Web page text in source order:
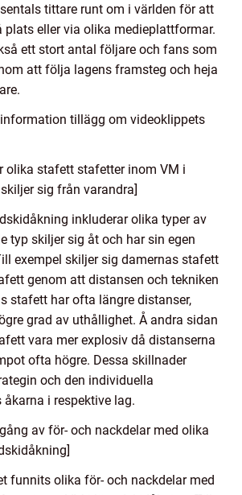
tittare runt om i världen för att
eller via olika medieplattformar.
ett stort antal följare och fans som
att följa lagens framsteg och heja
tillägg om videoklippets
olika stafett stafetter inom VM i
sig från varandra]
inkluderar olika typer av
typ skiljer sig åt och har sin egen
exempel skiljer sig damernas stafett
genom att distansen och tekniken
stafett har ofta längre distanser,
grad av uthållighet. Å andra sidan
vara mer explosiv då distanserna
ofta högre. Dessa skillnader
och den individuella
i respektive lag.
av för- och nackdelar med olika
funnits olika för- och nackdelar med